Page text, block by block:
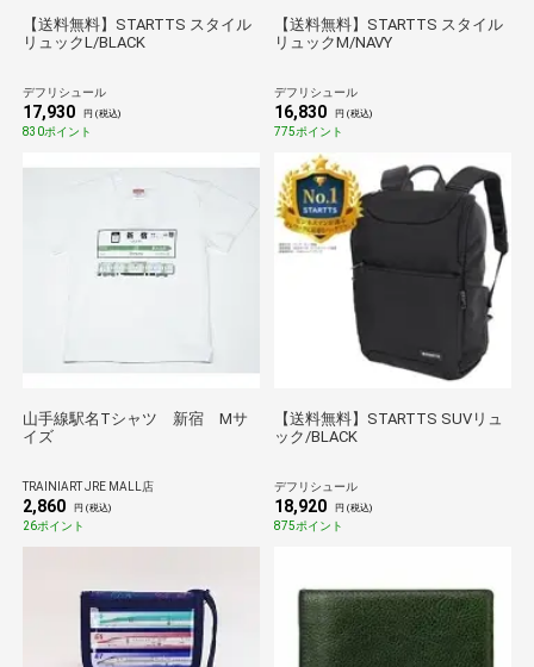
【送料無料】STARTTS スタイル
リュックL/BLACK
デフリシュール
17,930 円 (税込)
830ポイント
【送料無料】STARTTS スタイル
リュックM/NAVY
デフリシュール
16,830 円 (税込)
775ポイント
山手線駅名Tシャツ 新宿 Mサ
イズ
TRAINIART JRE MALL店
2,860 円 (税込)
26ポイント
【送料無料】STARTTS SUVリュ
ック/BLACK
デフリシュール
18,920 円 (税込)
875ポイント